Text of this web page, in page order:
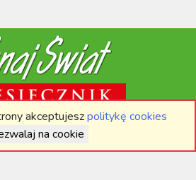
MEDIACH SPOŁECZNOŚCIOWYCH:
akceptujeszpolitykę cookies
na cookie